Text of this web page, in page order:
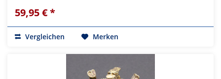
59,95 € *
Vergleichen Merken